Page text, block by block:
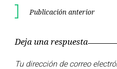
Navegación
entradas
Publicación anterior
Deja una respuesta
Tu dirección de correo